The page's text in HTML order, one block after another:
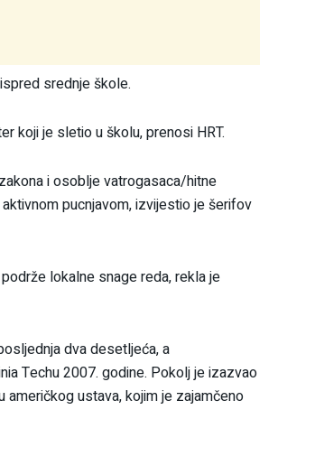
srednje škole.
koji je sletio u školu, prenosi HRT.
i osoblje vatrogasaca/hitne
pucnjavom, izvijestio je šerifov
lokalne snage reda, rekla je
dva desetljeća, a
Techu 2007. godine. Pokolj je izazvao
američkog ustava, kojim je zajamčeno